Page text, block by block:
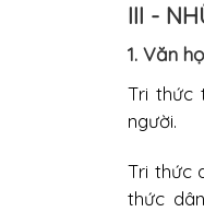
III -
1. Văn
Tri thức
người.
Tri thức
thức